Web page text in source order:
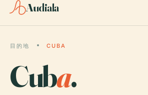
Audiala
目的地 CUBA
Cuba.